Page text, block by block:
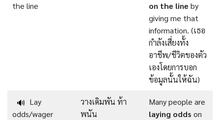
the line
on the line by
giving me that
information. (เธอ
กำลังเสี่ยงทั้ง
อาชีพ/ชีวิตของตัว
เองโดยการบอก
ข้อมูลนั้นให้ฉัน)
🔊 Lay
odds/wager
วางเดิมพัน ท้า
พนัน
Many people are
laying odds on